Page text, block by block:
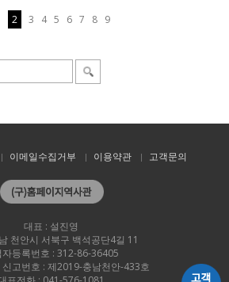
2 3 4 5 6 7 8 9
이메일수집거부 이용약관 고객문의
대표 : 설진영
천안시 서북구 백석공단4길 11
자등록번호 : 312-86-36405
신고번호 : 제2019-충남천안-433호